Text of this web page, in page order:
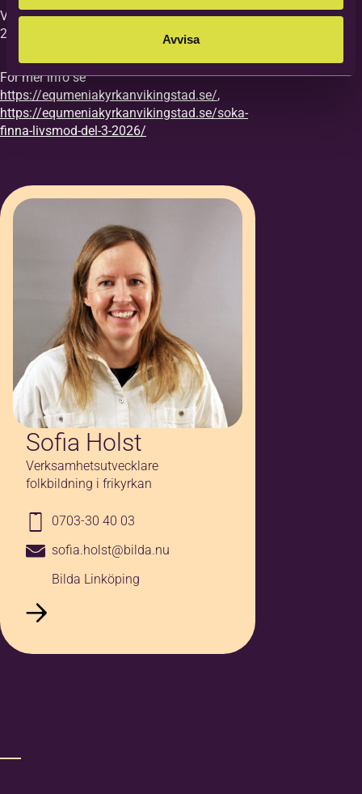
Avvisa
Vi vill ha din anmälan till kursen senast
27/8.
För mer info se
https://equmeniakyrkanvikingstad.se/,
https://equmeniakyrkanvikingstad.se/soka-
finna-livsmod-del-3-2026/
Sofia Holst
Verksamhetsutvecklare
folkbildning i frikyrkan
0703-30 40 03
sofia.holst@bilda.nu
Bilda Linköping